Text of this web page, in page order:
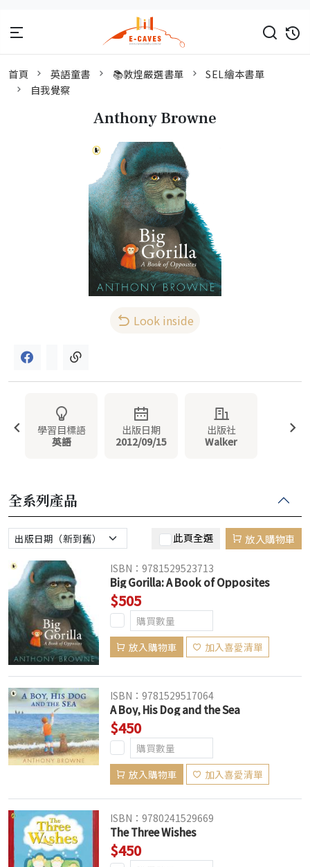
首頁 英語童書 📚敦煌嚴選書單
SEL繪本書單
自我覺察
Anthony Browne
Look inside
學習目標語
英語
出版日期
2012/09/15
出版社
Walker
全系列產品
此頁全選 放入購物車
ISBN：9781529523713
Big Gorilla: A Book of Opposites
$505
放入購物車 加入喜愛清單
ISBN：9781529517064
A Boy, His Dog and the Sea
$450
放入購物車 加入喜愛清單
ISBN：9780241529669
The Three Wishes
$450